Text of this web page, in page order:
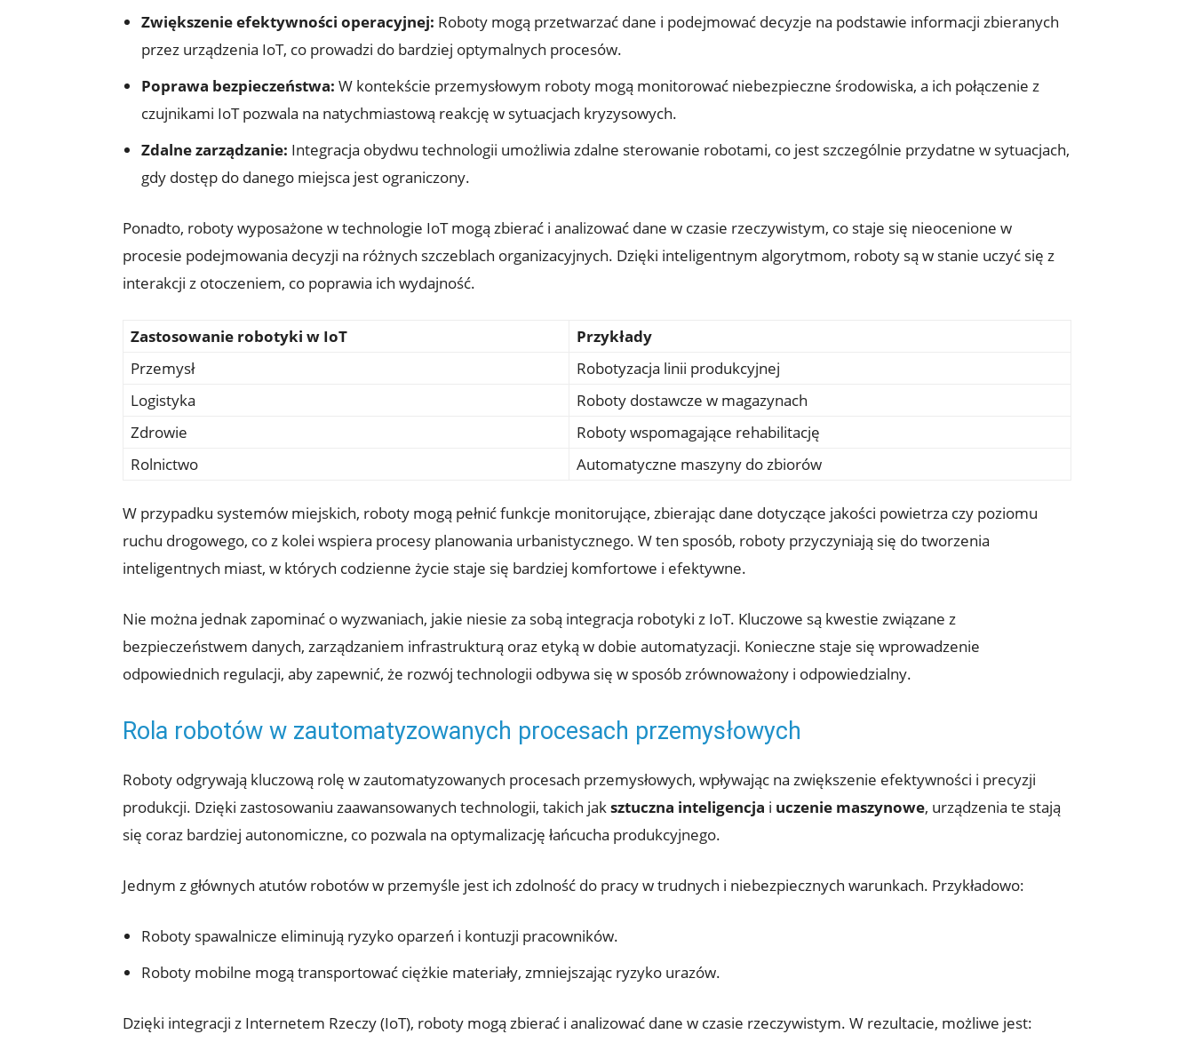
Zwiększenie efektywności operacyjnej: Roboty mogą przetwarzać dane ‌i podejmować decyzje na podstawie informacji zbieranych
przez urządzenia ⁢IoT, ​co prowadzi‍ do bardziej optymalnych procesów.
Poprawa bezpieczeństwa: W kontekście przemysłowym roboty mogą monitorować niebezpieczne środowiska, a ⁤ich połączenie z
czujnikami IoT pozwala ​na ‌natychmiastową reakcję w sytuacjach kryzysowych.
Zdalne zarządzanie: Integracja obydwu ⁣technologii umożliwia zdalne sterowanie ⁢robotami, co jest szczególnie⁢ przydatne w sytuacjach,
gdy dostęp⁤ do danego miejsca⁢ jest ograniczony.
Ponadto, roboty‍ wyposażone w technologie IoT mogą zbierać i analizować dane w czasie rzeczywistym, co staje się nieocenione w
procesie podejmowania decyzji na ⁤różnych szczeblach organizacyjnych. Dzięki inteligentnym ​algorytmom, roboty są ⁤w stanie uczyć się z
interakcji z ⁤otoczeniem, co poprawia ich wydajność.
Zastosowanie robotyki w IoT
Przykłady
Przemysł
Robotyzacja​ linii produkcyjnej
Logistyka
Roboty⁢ dostawcze‌ w magazynach
Zdrowie
Roboty wspomagające rehabilitację
Rolnictwo
Automatyczne ⁤maszyny ‌do zbiorów
W przypadku systemów miejskich, roboty mogą pełnić​ funkcje monitorujące, zbierając dane dotyczące jakości powietrza czy poziomu
ruchu‌ drogowego, co z kolei wspiera procesy planowania urbanistycznego.⁤ W‌ ten sposób,‍ roboty ⁤przyczyniają się do tworzenia
‌inteligentnych miast, w których codzienne ⁣życie⁤ staje się bardziej komfortowe i efektywne.
Nie​ można jednak zapominać o wyzwaniach, jakie niesie za sobą integracja robotyki z IoT. Kluczowe są kwestie​ związane z
bezpieczeństwem danych, ‌zarządzaniem infrastrukturą oraz ​etyką w dobie automatyzacji. Konieczne staje się wprowadzenie
odpowiednich ​regulacji, aby zapewnić, że​ rozwój technologii odbywa ⁤się w sposób zrównoważony ​i odpowiedzialny.
Rola⁣ robotów w ⁤zautomatyzowanych‍ procesach przemysłowych
Roboty odgrywają ‌kluczową rolę w zautomatyzowanych procesach przemysłowych, wpływając na⁣ zwiększenie efektywności i precyzji
produkcji. Dzięki zastosowaniu zaawansowanych technologii, takich jaksztuczna inteligencja i uczenie maszynowe, ⁤urządzenia te stają⁣
się coraz bardziej autonomiczne, co pozwala na optymalizację łańcucha produkcyjnego.
Jednym z głównych atutów robotów ‌w przemyśle jest ich ‌zdolność do pracy w trudnych i⁤ niebezpiecznych ​warunkach. Przykładowo:
Roboty spawalnicze eliminują ⁣ryzyko oparzeń i kontuzji⁣ pracowników.
Roboty mobilne ‌mogą transportować ciężkie⁣ materiały, zmniejszając ryzyko urazów.
Dzięki integracji⁢ z Internetem Rzeczy (IoT), roboty mogą​ zbierać⁤ i analizować dane w czasie rzeczywistym. ​W rezultacie, możliwe jest: